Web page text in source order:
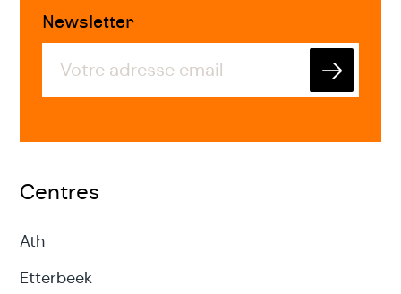
Newsletter
Centres
Ath
Etterbeek